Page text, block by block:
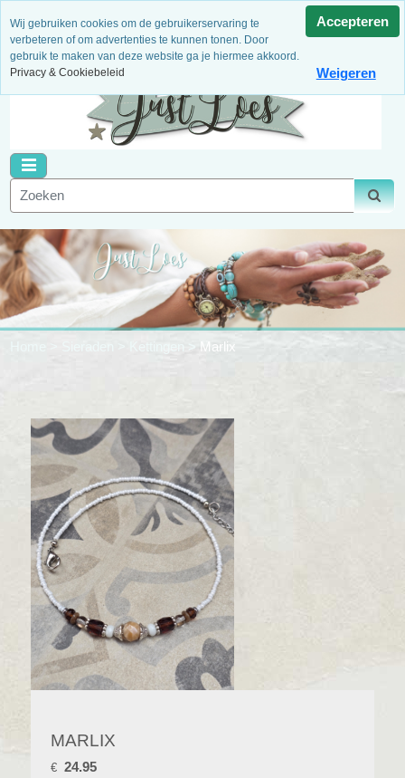
Niet goed, geld terug!
Dagelijks
nieuwe artikelen
Binnen 14 dagen retour Veilig betalen
Marlix
MARLIX
€ 24.95
Wij gebruiken cookies om de gebruikerservaring te
verbeteren of om advertenties te kunnen tonen. Door
gebruik te maken van deze website ga je hiermee akkoord.
Privacy & Cookiebeleid
Accepteren
Weigeren